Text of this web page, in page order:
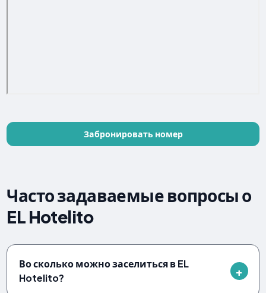
Забронировать номер
Часто задаваемые вопросы о
EL Hotelito
Во сколько можно заселиться в EL
Hotelito?